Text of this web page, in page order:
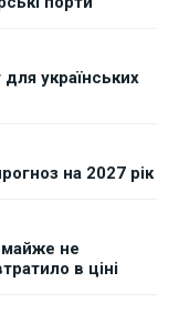
українських
на 2027 рік
майже не
в ціні